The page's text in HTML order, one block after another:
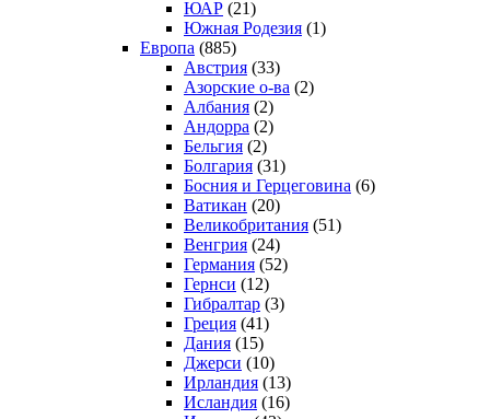
ЮАР (21)
Южная Родезия (1)
Европа (885)
Австрия (33)
Азорские о-ва (2)
Албания (2)
Андорра (2)
Бельгия (2)
Болгария (31)
Босния и Герцеговина (6)
Ватикан (20)
Великобритания (51)
Венгрия (24)
Германия (52)
Гернси (12)
Гибралтар (3)
Греция (41)
Дания (15)
Джерси (10)
Ирландия (13)
Исландия (16)